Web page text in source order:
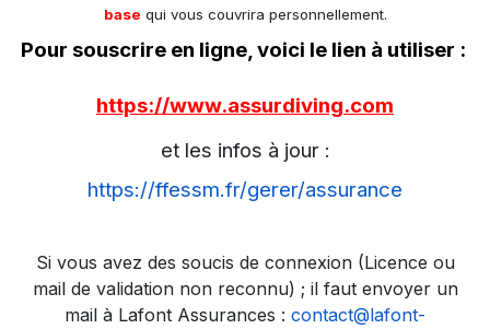
base qui vous couvrira personnellement.
Pour souscrire en ligne, voici le lien à utiliser :
https://www.assurdiving.com
et les infos à jour :
https://ffessm.fr/gerer/assurance
Si vous avez des soucis de connexion (Licence ou
mail de validation non reconnu) ; il faut envoyer un
mail à Lafont Assurances : contact@lafont-